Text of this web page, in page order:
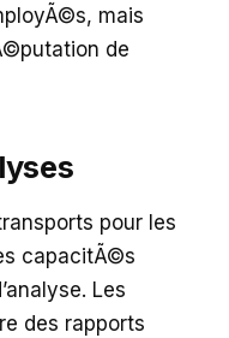
mais
de
pour les
capacitÃ©s
Les
des rapports